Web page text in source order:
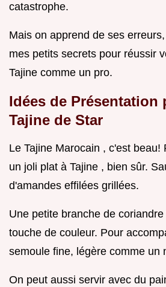
catastrophe.
Mais on apprend de ses
mes petits secrets pour réussir
Tajine comme un pro.
Idées de Présentation
Tajine de Star
Le Tajine Marocain , c'est beau!
un joli plat à Tajine , bien sûr.
d'amandes effilées grillées.
Une petite branche de
touche de couleur. Pour
semoule fine, légère comme un
On peut aussi servir avec du